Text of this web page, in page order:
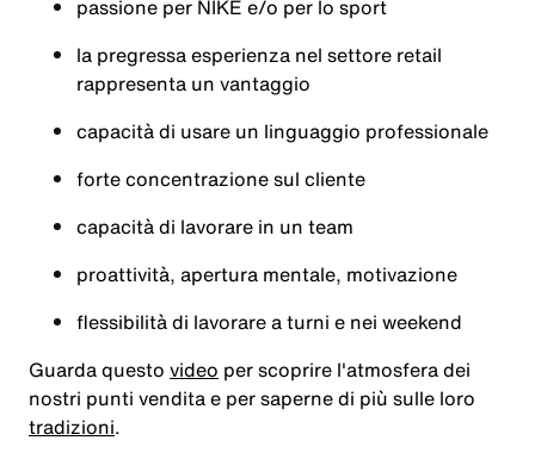
passione per NIKE e/o per lo sport
la pregressa esperienza nel settore retail
rappresenta un vantaggio
capacità di usare un linguaggio professionale
forte concentrazione sul cliente
capacità di lavorare in un team
proattività, apertura mentale, motivazione
flessibilità di lavorare a turni e nei weekend
Guarda questo video per scoprire l'atmosfera dei
nostri punti vendita e per saperne di più sulle loro
tradizioni.